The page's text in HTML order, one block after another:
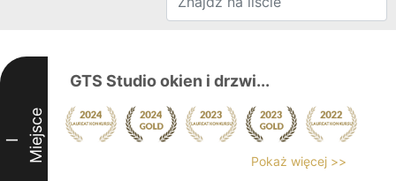
I Miejsce
GTS Studio okien i drzwi...
Pokaż więcej >>